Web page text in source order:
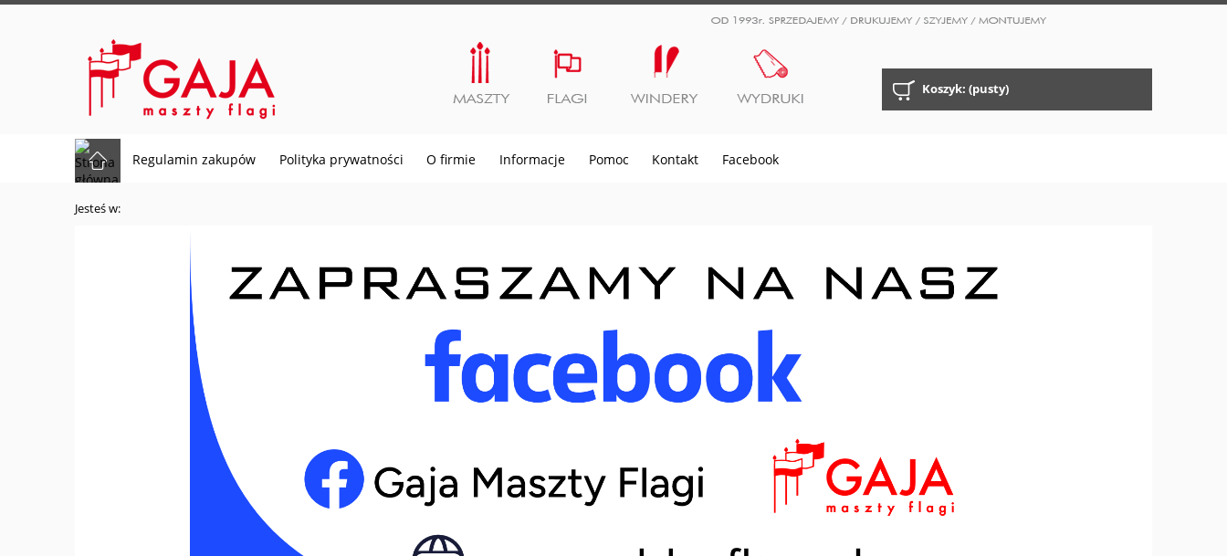
Koszyk: (pusty)
Regulamin zakupów Polityka prywatności O firmie Informacje Pomoc Kontakt Facebook
Jesteś w: